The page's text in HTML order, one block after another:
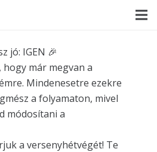
jó: IGEN 🎉
hogy már megvan a
Mindenesetre ezekre
a folyamaton, mivel
módosítani a
a versenyhétvégét! Te